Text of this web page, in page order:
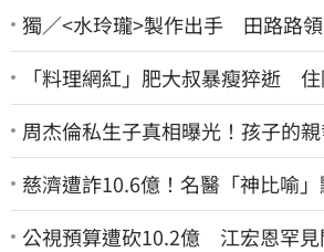
獨／<水玲瓏>製作出手 田路路
「料理網紅」肥大叔暴瘦猝逝
周杰倫私生子真相曝光！孩子的
慈濟遭詐10.6億！名醫「神比喻
一看秒懂讚：好傳神
公視預算遭砍10.2億 江宏恩罕見